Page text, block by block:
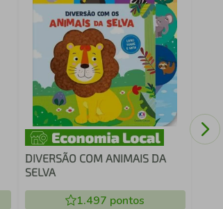
DIVERSÃO COM ANIMAIS DA
SELVA
1.497 pontos